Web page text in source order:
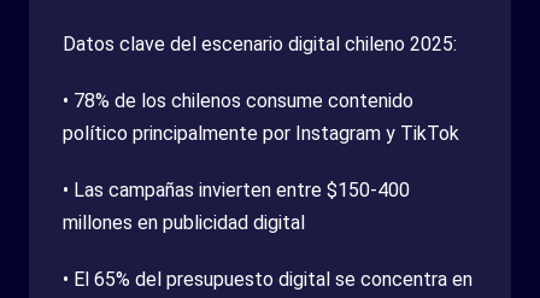
Datos clave del escenario digital chileno 2025:
• 78% de los chilenos consume contenido
político principalmente por Instagram y TikTok
• Las campañas invierten entre $150-400
millones en publicidad digital
• El 65% del presupuesto digital se concentra en